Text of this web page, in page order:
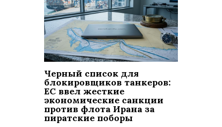
Черный список для
блокировщиков танкеров:
ЕС ввел жесткие
экономические санкции
против флота Ирана за
пиратские поборы